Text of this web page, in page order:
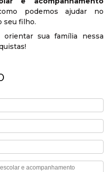
podemos ajudar no
seu filho.
sua família nessa